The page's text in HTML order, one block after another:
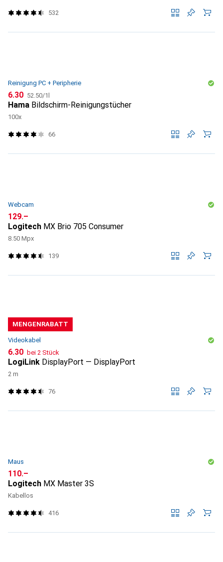
532
Reinigung PC + Peripherie
CHF
6.30 CHF
52.50/1l
Hama Bildschirm-Reinigungstücher
100x
66
Webcam
CHF
129.–
Logitech MX Brio 705 Consumer
8.50 Mpx
139
MENGENRABATT
Videokabel
CHF
6.30 bei 2 Stück
LogiLink DisplayPort — DisplayPort
2 m
76
Maus
CHF
110.–
Logitech MX Master 3S
Kabellos
416